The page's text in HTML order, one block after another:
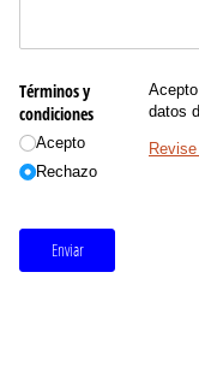
Términos y
condiciones
Acepto
Rechazo
datos
Enviar